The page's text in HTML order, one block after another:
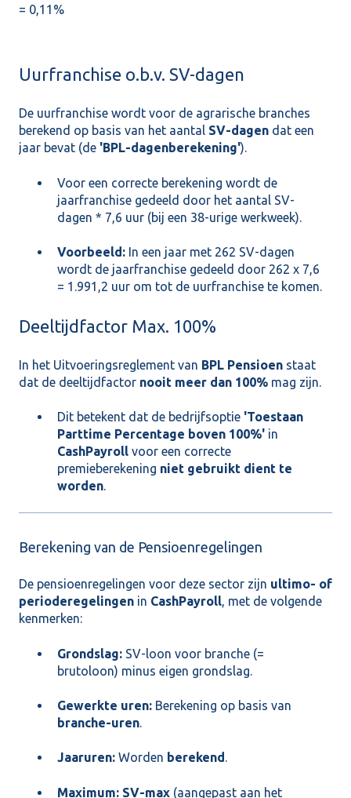
= 0,11%
Uurfranchise o.b.v. SV-dagen
De uurfranchise wordt voor de agrarische branches
berekend op basis van het aantal SV-dagen dat een
jaar bevat (de 'BPL-dagenberekening').
Voor een correcte berekening wordt de
jaarfranchise gedeeld door het aantal SV-
dagen * 7,6 uur (bij een 38-urige werkweek).
Voorbeeld: In een jaar met 262 SV-dagen
wordt de jaarfranchise gedeeld door 262 x 7,6
= 1.991,2 uur om tot de uurfranchise te komen.
Deeltijdfactor Max. 100%
In het Uitvoeringsreglement van BPL Pensioen staat
dat de deeltijdfactor nooit meer dan 100% mag zijn.
Dit betekent dat de bedrijfsoptie 'Toestaan
Parttime Percentage boven 100%' in
CashPayroll voor een correcte
premieberekening niet gebruikt dient te
worden.
Berekening van de Pensioenregelingen
De pensioenregelingen voor deze sector zijn ultimo- of
perioderegelingen in CashPayroll, met de volgende
kenmerken:
Grondslag: SV-loon voor branche (=
brutoloon) minus eigen grondslag.
Gewerkte uren: Berekening op basis van
branche-uren.
Jaaruren: Worden berekend .
Maximum: SV-max (aangepast aan het